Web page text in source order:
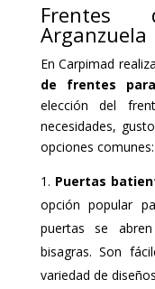
Frentes
Arganzuela
En Carpimad
de frentes
elección del
necesidades,
opciones comunes:
Puertas
opción popular
puertas se
bisagras. Son
variedad de